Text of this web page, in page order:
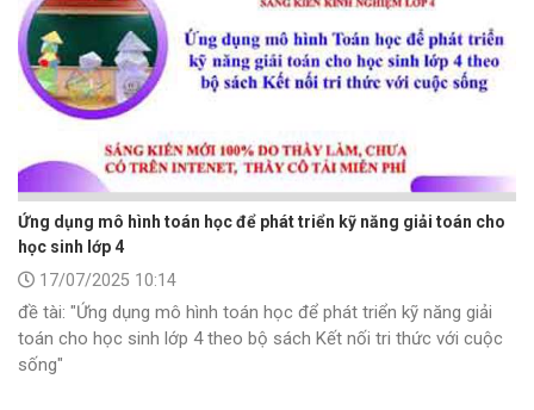
Ứng dụng mô hình toán học để phát triển kỹ năng giải toán cho
học sinh lớp 4
17/07/2025 10:14
đề tài: "Ứng dụng mô hình toán học để phát triển kỹ năng giải
toán cho học sinh lớp 4 theo bộ sách Kết nối tri thức với cuộc
sống"